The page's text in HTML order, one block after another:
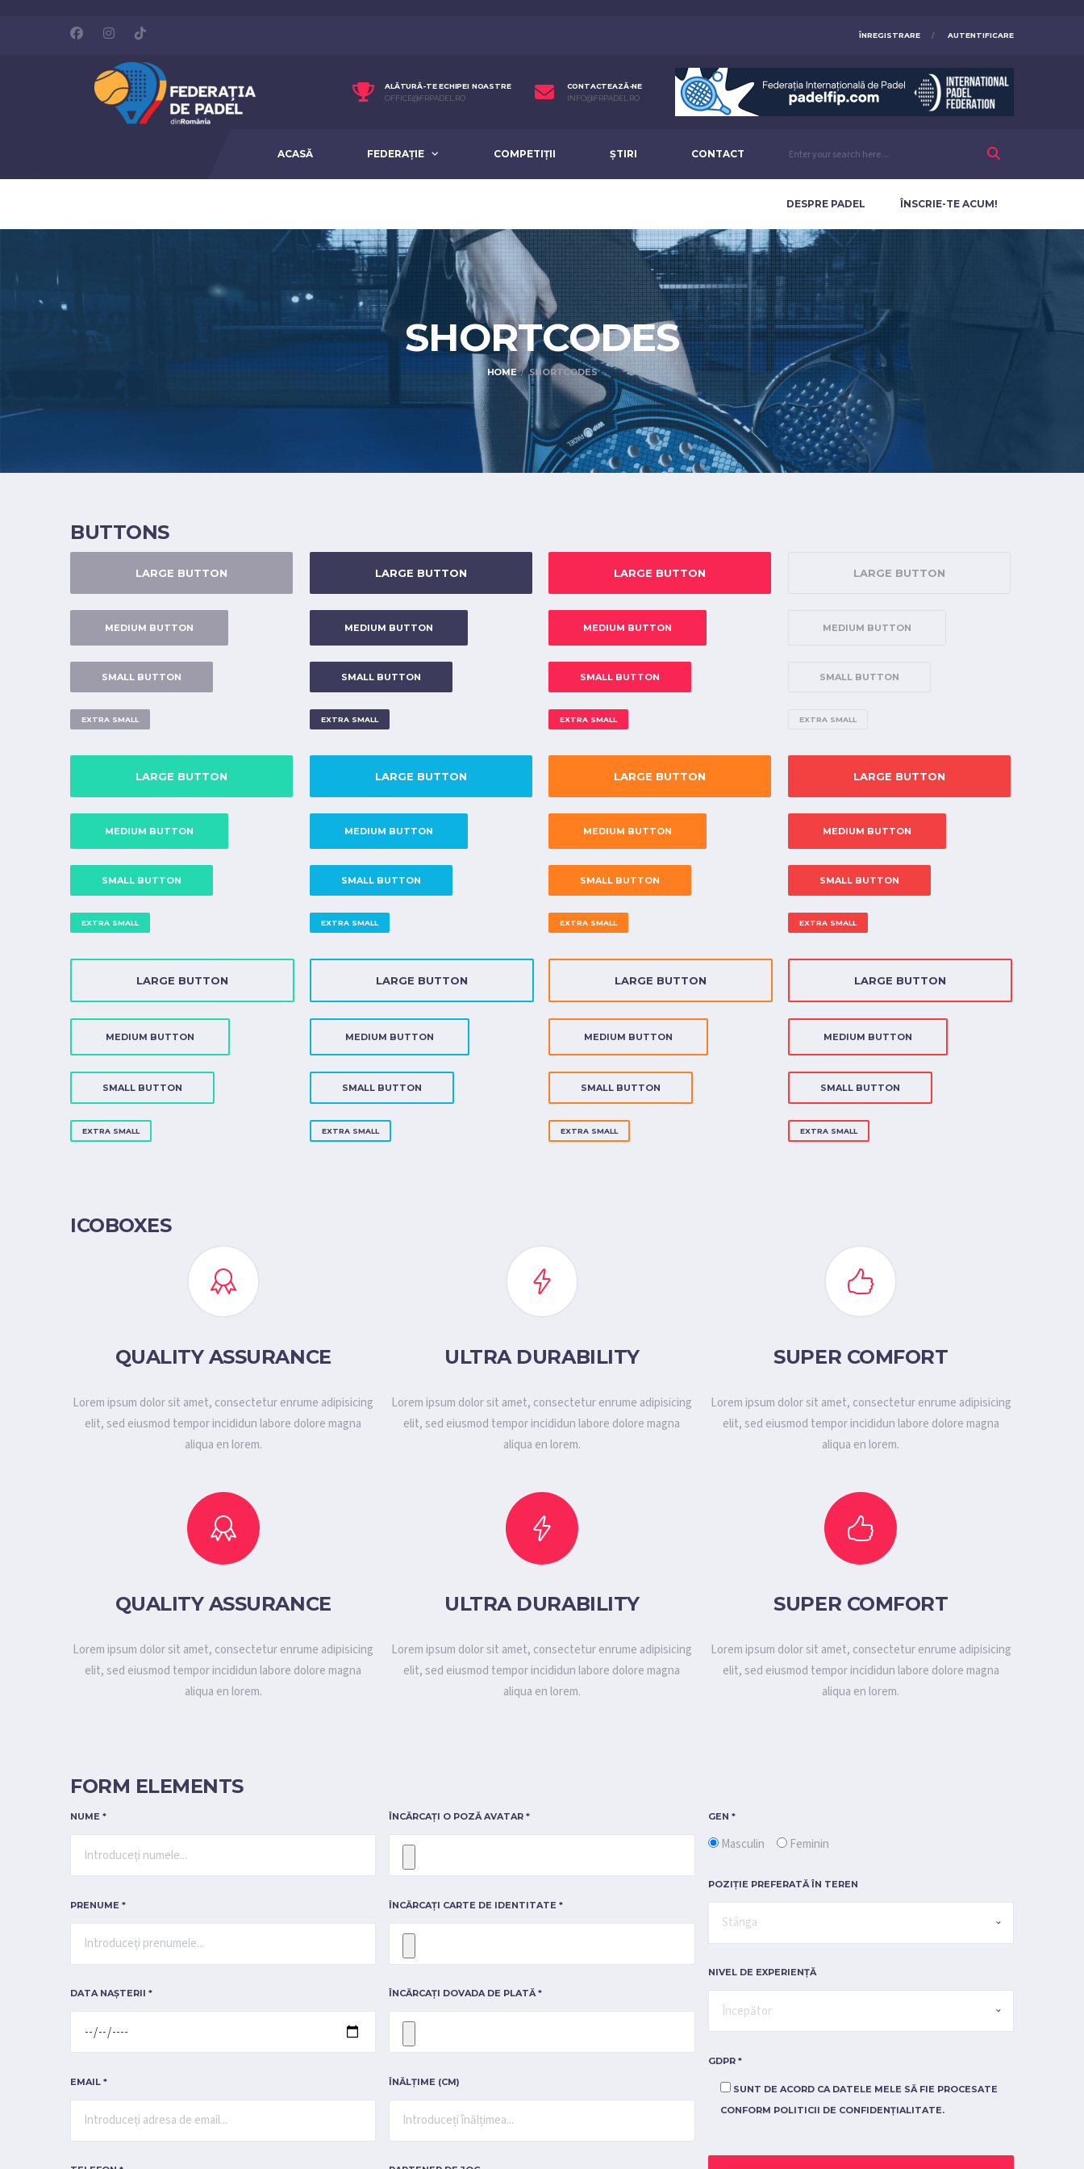
ÎNREGISTRARE AUTENTIFICARE
ALĂTURĂ-TE ECHIPEI NOASTRE
OFFICE@FRPADEL.RO
CONTACTEAZĂ-NE
INFO@FRPADEL.RO
ACASĂ FEDERAȚIE COMPETIȚII ȘTIRI CONTACT
DESPRE PADEL ÎNSCRIE-TE ACUM!
SHORTCODES
HOME SHORTCODES
BUTTONS
LARGE BUTTON
MEDIUM BUTTON
SMALL BUTTON
EXTRA SMALL
LARGE BUTTON
MEDIUM BUTTON
SMALL BUTTON
EXTRA SMALL
LARGE BUTTON
MEDIUM BUTTON
SMALL BUTTON
EXTRA SMALL
LARGE BUTTON
MEDIUM BUTTON
SMALL BUTTON
EXTRA SMALL
LARGE BUTTON
MEDIUM BUTTON
SMALL BUTTON
EXTRA SMALL
LARGE BUTTON
MEDIUM BUTTON
SMALL BUTTON
EXTRA SMALL
LARGE BUTTON
MEDIUM BUTTON
SMALL BUTTON
EXTRA SMALL
LARGE BUTTON
MEDIUM BUTTON
SMALL BUTTON
EXTRA SMALL
LARGE BUTTON
MEDIUM BUTTON
SMALL BUTTON
EXTRA SMALL
LARGE BUTTON
MEDIUM BUTTON
SMALL BUTTON
EXTRA SMALL
LARGE BUTTON
MEDIUM BUTTON
SMALL BUTTON
EXTRA SMALL
LARGE BUTTON
MEDIUM BUTTON
SMALL BUTTON
EXTRA SMALL
ICOBOXES
QUALITY ASSURANCE
Lorem ipsum dolor sit amet, consectetur enrume adipisicing
elit, sed eiusmod tempor incididun labore dolore magna
aliqua en lorem.
ULTRA DURABILITY
Lorem ipsum dolor sit amet, consectetur enrume adipisicing
elit, sed eiusmod tempor incididun labore dolore magna
aliqua en lorem.
SUPER COMFORT
Lorem ipsum dolor sit amet, consectetur enrume adipisicing
elit, sed eiusmod tempor incididun labore dolore magna
aliqua en lorem.
QUALITY ASSURANCE
Lorem ipsum dolor sit amet, consectetur enrume adipisicing
elit, sed eiusmod tempor incididun labore dolore magna
aliqua en lorem.
ULTRA DURABILITY
Lorem ipsum dolor sit amet, consectetur enrume adipisicing
elit, sed eiusmod tempor incididun labore dolore magna
aliqua en lorem.
SUPER COMFORT
Lorem ipsum dolor sit amet, consectetur enrume adipisicing
elit, sed eiusmod tempor incididun labore dolore magna
aliqua en lorem.
FORM ELEMENTS
NUME *
PRENUME *
DATA NAȘTERII *
EMAIL *
ÎNCĂRCAȚI O POZĂ AVATAR *
ÎNCĂRCAȚI CARTE DE IDENTITATE *
ÎNCĂRCAȚI DOVADA DE PLATĂ *
ÎNĂLȚIME (CM)
GEN *
Masculin Feminin
POZIȚIE PREFERATĂ ÎN TEREN
NIVEL DE EXPERIENȚĂ
GDPR *
SUNT DE ACORD CA DATELE MELE SĂ FIE PROCESATE
CONFORM POLITICII DE CONFIDENȚIALITATE.